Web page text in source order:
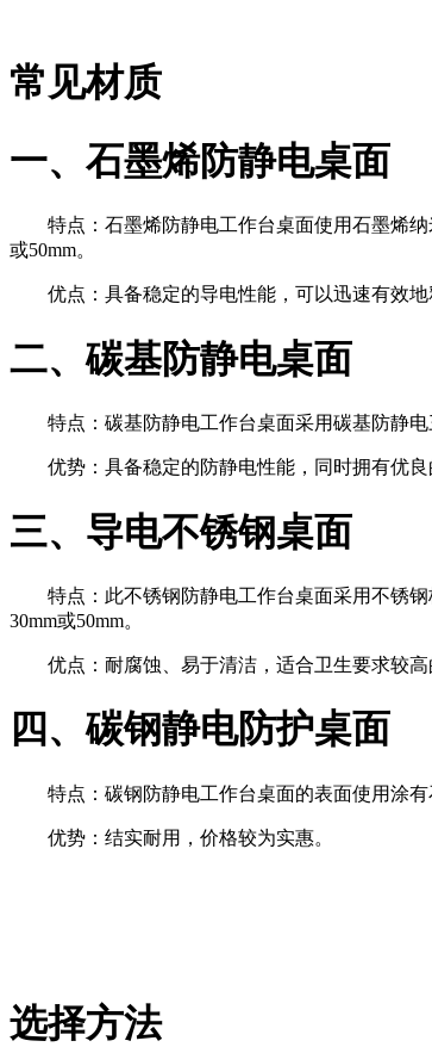
常见材质
一、石墨烯防静电桌面
特点：石墨烯防静电工作台桌面使用石墨烯
或50mm。
优点：具备稳定的导电性能，可以迅速有效
二、碳基防静电桌面
特点：碳基防静电工作台桌面采用碳基防静
优势：具备稳定的防静电性能，同时拥有优良
三、导电不锈钢桌面
特点：此不锈钢防静电工作台桌面采用不锈
30mm或50mm。
优点：耐腐蚀、易于清洁，适合卫生要求较高
四、碳钢静电防护桌面
特点：碳钢防静电工作台桌面的表面使用涂
优势：结实耐用，价格较为实惠。
选择方法